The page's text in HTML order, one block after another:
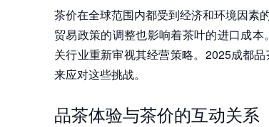
茶价在全球范围内都受到经济和环境因素
贸易政策的调整也影响着茶叶的进口成
关行业重新审视其经营策略。2025成都
来应对这些挑战。
品茶体验与茶价的互动关系